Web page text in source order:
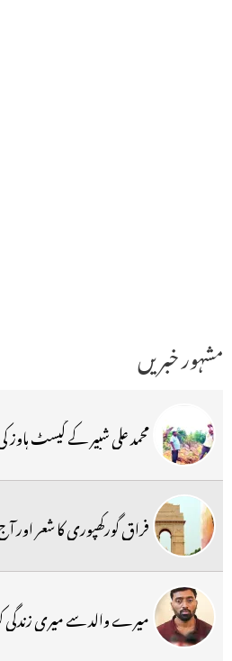
مشہور خبریں
محمد علی شبیر کے گیسٹ ہاوز
فراق گورکھپوری کا شعر اور
میرے والد سے میری زندگی